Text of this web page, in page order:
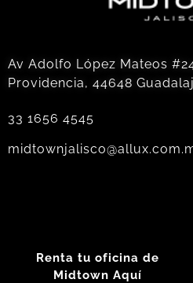
Av Adolfo López Mateos
Providencia, 44648
33 1656 4545
Renta tu oficina de
Midtown Aquí